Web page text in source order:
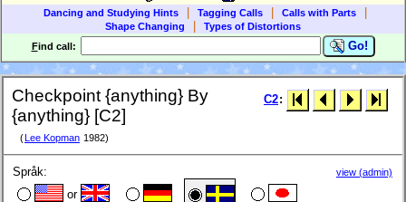
Dancing and Studying Hints
Tagging Calls Calls with Parts
Shape Changing
Types of Distortions
Find call: Go!
Checkpoint {anything} By
{anything} [C2]
( Lee Kopman 1982)
C2:
Språk:
or
view (admin)